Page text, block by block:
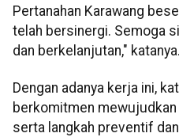
Pertanahan Karawang
telah bersinergi. Semoga
dan berkelanjutan," katanya.
Dengan adanya kerja ini,
berkomitmen
serta langkah preventif